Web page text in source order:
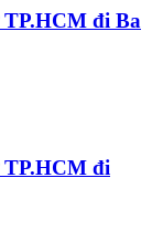
TP.HCM đi Ba
TP.HCM đi